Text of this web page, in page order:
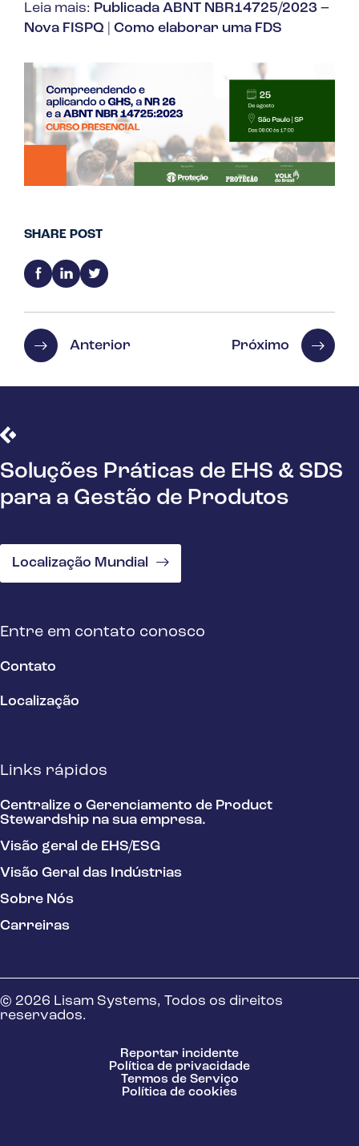
Leia mais: Publicada ABNT NBR14725/2023 –
Nova FISPQ
Como elaborar uma FDS
SHARE POST
Anterior Próximo
Soluções Práticas de EHS & SDS
para a Gestão de Produtos
Localização Mundial
Entre em contato conosco
Contato
Localização
Links rápidos
Centralize o Gerenciamento de Product
Stewardship na sua empresa.
Visão geral de EHS/ESG
Visão Geral das Indústrias
Sobre Nós
Carreiras
© 2026 Lisam Systems, Todos os direitos
reservados.
Reportar incidente
Política de privacidade
Termos de Serviço
Política de cookies